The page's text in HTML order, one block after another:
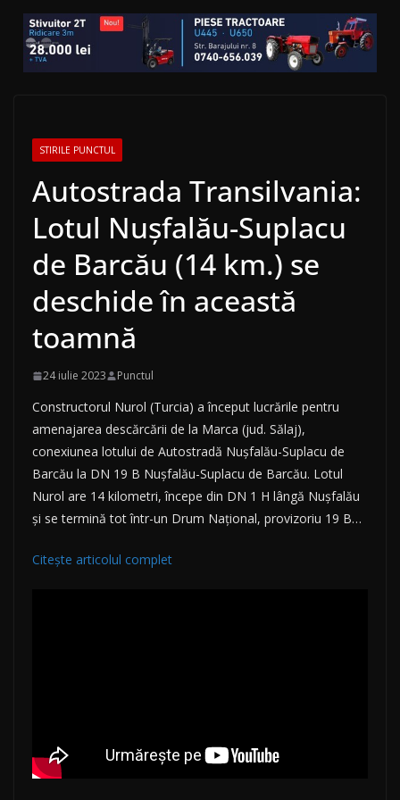
STIRILE PUNCTUL
Autostrada Transilvania:
Lotul Nușfalău-Suplacu
de Barcău (14 km.) se
deschide în această
toamnă
24 iulie 2023 Punctul
Constructorul Nurol (Turcia) a început lucrările pentru
amenajarea descărcării de la Marca (jud. Sălaj),
conexiunea lotului de Autostradă Nușfalău-Suplacu de
Barcău la DN 19 B Nușfalău-Suplacu de Barcău. Lotul
Nurol are 14 kilometri, începe din DN 1 H lângă Nușfalău
și se termină tot într-un Drum Național, provizoriu 19 B…
Citește articolul complet